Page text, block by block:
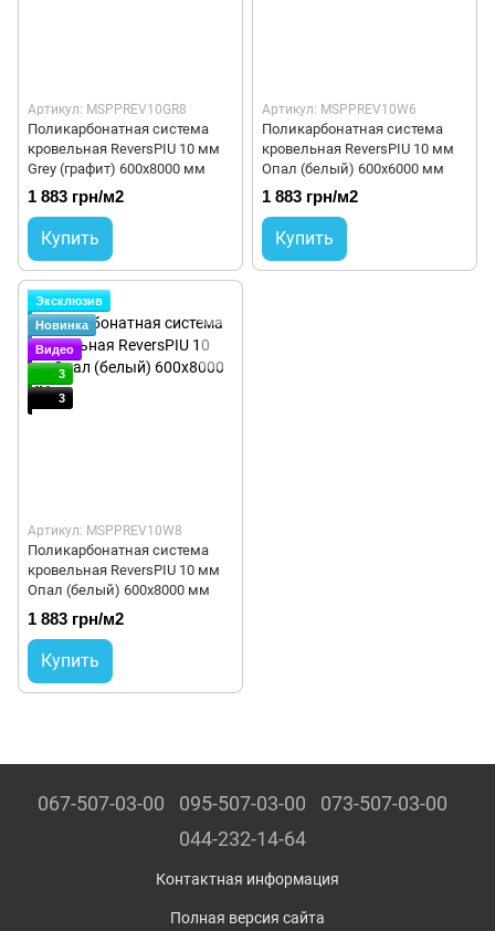
Артикул: MSPPREV10GR8
Поликарбонатная система
кровельная ReversPIU 10 мм
Grey (графит) 600x8000 мм
1 883 грн/м2
Купить
Артикул: MSPPREV10W6
Поликарбонатная система
кровельная ReversPIU 10 мм
Опал (белый) 600x6000 мм
1 883 грн/м2
Купить
Эксклюзив
Новинка
Видео
3
3
Артикул: MSPPREV10W8
Поликарбонатная система
кровельная ReversPIU 10 мм
Опал (белый) 600x8000 мм
1 883 грн/м2
Купить
067-507-03-00 095-507-03-00
073-507-03-00
044-232-14-64
Контактная информация
Полная версия сайта